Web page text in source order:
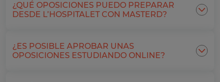
¿QUÉ OPOSICIONES PUEDO PREPARAR
DESDE L’HOSPITALET CON MASTERD?
¿ES POSIBLE APROBAR UNAS
OPOSICIONES ESTUDIANDO ONLINE?